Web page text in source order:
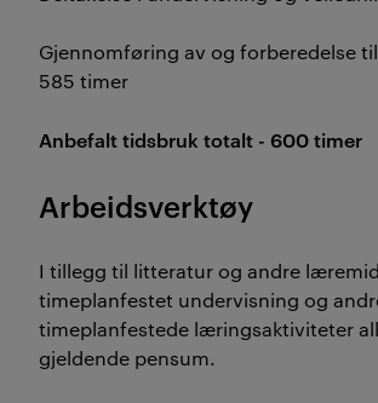
Gjennomføring av og forberedelse
585 timer
Anbefalt tidsbruk totalt - 600 timer
Arbeidsverktøy
I tillegg til litteratur og andre
timeplanfestet undervisning og
timeplanfestede læringsaktiviteter
gjeldende pensum.